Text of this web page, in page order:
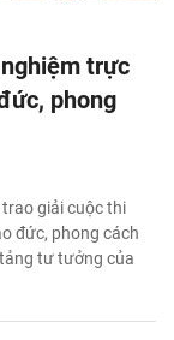
trực
phong
giải cuộc thi
đức, phong cách
tư tưởng của